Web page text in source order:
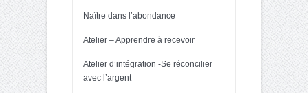
Naître dans l’abondance
Atelier – Apprendre à recevoir
Atelier d’intégration -Se réconcilier
avec l’argent